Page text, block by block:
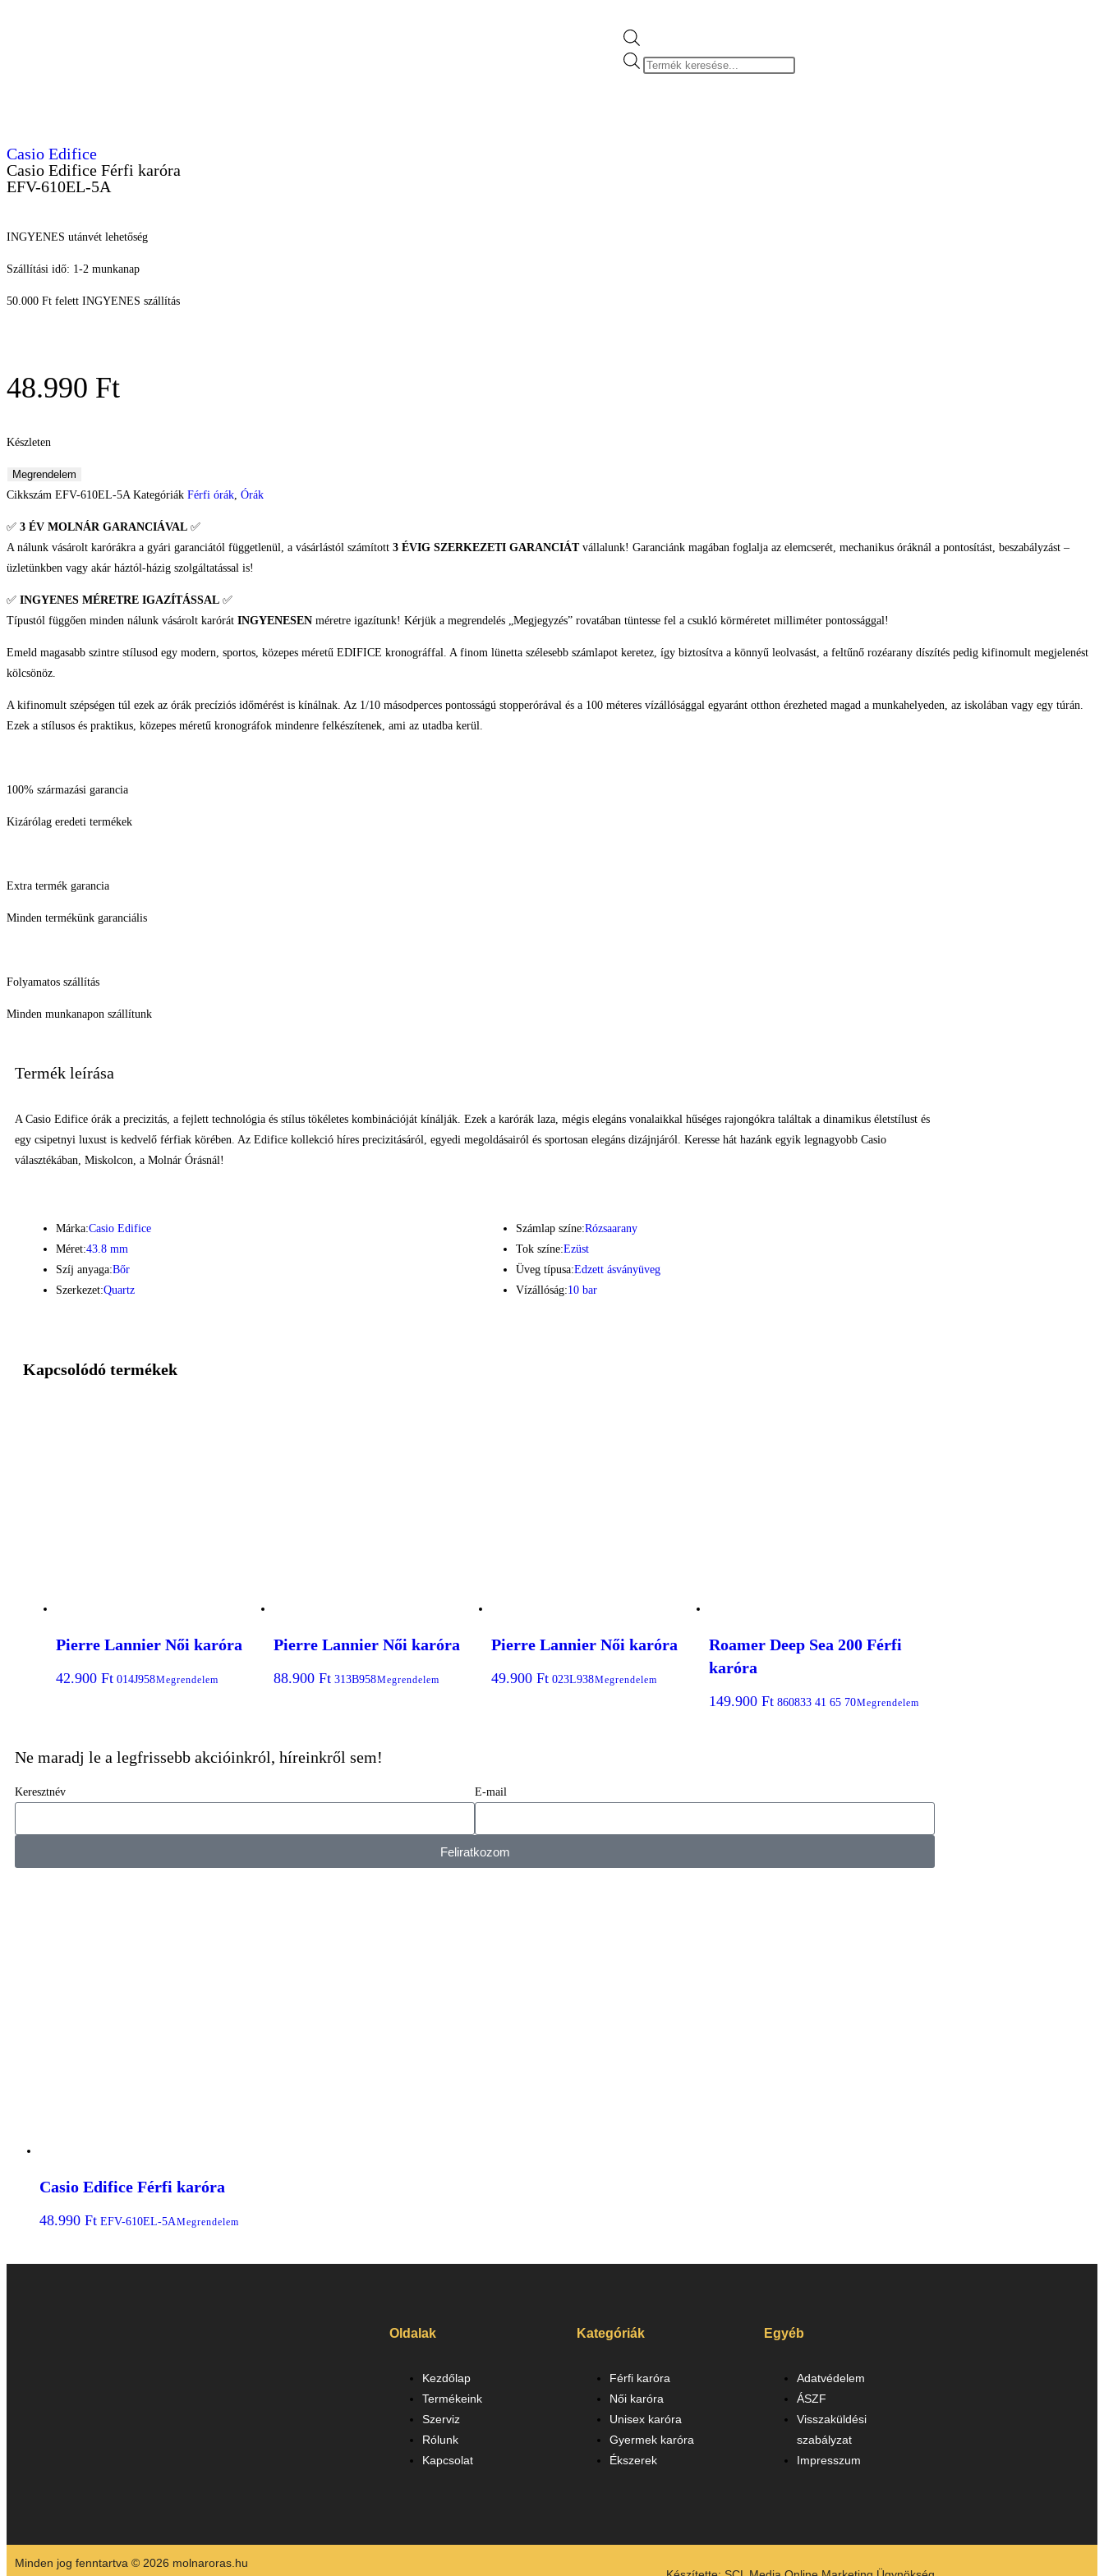
Casio Edifice
Casio Edifice Férfi karóra
EFV-610EL-5A
INGYENES utánvét lehetőség
Szállítási idő: 1-2 munkanap
50.000 Ft felett INGYENES szállítás
48.990 Ft
Készleten
Megrendelem
Cikkszám EFV-610EL-5A Kategóriák Férfi órák Órák
✅ 3 ÉV MOLNÁR GARANCIÁVAL ✅
A nálunk vásárolt karórákra a gyári garanciától függetlenül, a vásárlástól számított 3 ÉVIG SZERKEZETI GARANCIÁTvállalunk! Garanciánk magában foglalja az elemcserét, mechanikus óráknál a pontosítást, beszabályzást –
üzletünkben vagy akár háztól-házig szolgáltatással is!
✅ INGYENES MÉRETRE IGAZÍTÁSSAL ✅
Típustól függően minden nálunk vásárolt karórát INGYENESEN méretre igazítunk! Kérjük a megrendelés „Megjegyzés” rovatában tüntesse fel a csukló körméretet milliméter pontossággal!
Emeld magasabb szintre stílusod egy modern, sportos, közepes méretű EDIFICE kronográffal. A finom lünetta szélesebb számlapot keretez, így biztosítva a könnyű leolvasást, a feltűnő rozéarany díszítés pedig kifinomult megjelenést
kölcsönöz.
A kifinomult szépségen túl ezek az órák precíziós időmérést is kínálnak. Az 1/10 másodperces pontosságú stopperórával és a 100 méteres vízállósággal egyaránt otthon érezheted magad a munkahelyeden, az iskolában vagy egy túrán.
Ezek a stílusos és praktikus, közepes méretű kronográfok mindenre felkészítenek, ami az utadba kerül.
100% származási garancia
Kizárólag eredeti termékek
Extra termék garancia
Minden termékünk garanciális
Folyamatos szállítás
Minden munkanapon szállítunk
Termék leírása
A Casio Edifice órák a precizitás, a fejlett technológia és stílus tökéletes kombinációját kínálják. Ezek a karórák laza, mégis elegáns vonalaikkal hűséges rajongókra találtak a dinamikus életstílust és
egy csipetnyi luxust is kedvelő férfiak körében. Az Edifice kollekció híres precizitásáról, egyedi megoldásairól és sportosan elegáns dizájnjáról. Keresse hát hazánk egyik legnagyobb Casio
választékában, Miskolcon, a Molnár Órásnál!
Márka:Casio Edifice
Méret:43.8 mm
Szíj anyaga:Bőr
Szerkezet:Quartz
Számlap színe:Rózsaarany
Tok színe:Ezüst
Üveg típusa:Edzett ásványüveg
Vízállóság:10 bar
Kapcsolódó termékek
Pierre Lannier Női karóra
42.900 Ft 014J958Megrendelem
Pierre Lannier Női karóra
88.900 Ft 313B958Megrendelem
Pierre Lannier Női karóra
49.900 Ft 023L938Megrendelem
Roamer Deep Sea 200 Férfi
karóra
149.900 Ft 860833 41 65 70Megrendelem
Ne maradj le a legfrissebb akcióinkról, híreinkről sem!
Keresztnév E-mail
Feliratkozom
Casio Edifice Férfi karóra
48.990 Ft EFV-610EL-5AMegrendelem
Oldalak
Kezdőlap
Termékeink
Szerviz
Rólunk
Kapcsolat
Kategóriák
Férfi karóra
Női karóra
Unisex karóra
Gyermek karóra
Ékszerek
Egyéb
Adatvédelem
ÁSZF
Visszaküldési
szabályzat
Impresszum
Minden jog fenntartva © 2026 molnaroras.hu